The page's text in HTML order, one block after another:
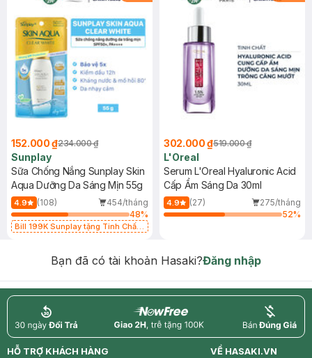
152.000 ₫234.000 ₫
Sunplay
Sữa Chống Nắng Sunplay Skin
Aqua Dưỡng Da Sáng Mịn 55g
4.9 (108)
454/tháng
48%
Bill 199K Sunplay tặng Tinh Chất
302.000 ₫519.000 ₫
L'Oreal
Serum L'Oreal Hyaluronic Acid
Cấp Ẩm Sáng Da 30ml
4.9 (27)
275/tháng
52%
Bạn đã có tài khoản Hasaki?Đăng nhập
return nowfree price
HỖ TRỢ KHÁCH HÀNG
VỀ HASAKI.VN